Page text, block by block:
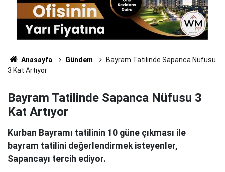
Anasayfa Gündem
Bayram Tatilinde Sapanca Nüfusu
3 Kat Artıyor
Bayram Tatilinde Sapanca Nüfusu 3
Kat Artıyor
Kurban Bayramı tatilinin 10 güne çıkması ile
bayram tatilini değerlendirmek isteyenler,
Sapancayı tercih ediyor.